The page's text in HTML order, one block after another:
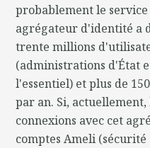
probablement le service
agrégateur d'identité a
trente millions
(administrations d'État
l'essentiel) et plus de
par an. Si,
connexions avec cet
comptes Ameli (sécurité